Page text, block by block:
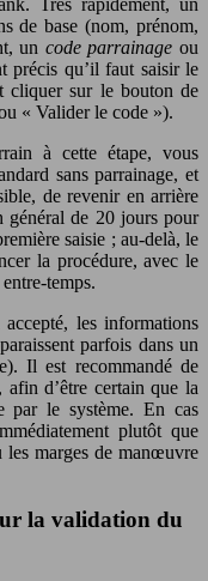
de base (nom, prénom,
un code parrainage ou
précis qu’il faut saisir le
cliquer sur le bouton de
« Valider le code »).
à cette étape, vous
sans parrainage, et
de revenir en arrière
général de 20 jours pour
saisie ; au-delà, le
la procédure, avec le
temps.
les informations
parfois dans un
Il est recommandé de
d’être certain que la
par le système. En cas
plutôt que
les marges de manœuvre
la validation du